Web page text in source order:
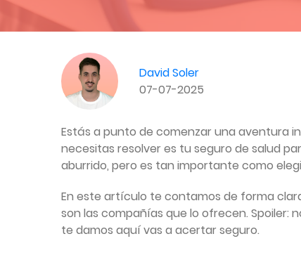
David Soler
07-07-2025
Estás a punto de comenzar una aventura
necesitas resolver es tu seguro de salud
aburrido, pero es tan importante como
En este artículo te contamos de forma
son las compañías que lo ofrecen. Spoiler:
te damos aquí vas a acertar seguro.